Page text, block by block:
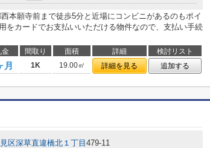
本願寺前まで徒歩5分と近場にコンビニがあるのもポイ
をカードでお支払いいただける物件なので、支払い手続
金 間取り 面積 詳細
検討リスト
月 1K 19.00㎡ 詳細を見る 追加する
区深草直違橋北１丁目 479-11